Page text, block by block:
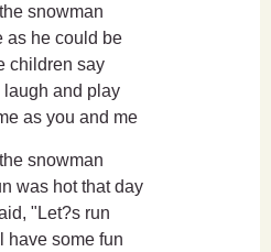
snowman
as he could be
children say
laugh and play
as you and me
snowman
was hot that day
"Let?s run
have some fun